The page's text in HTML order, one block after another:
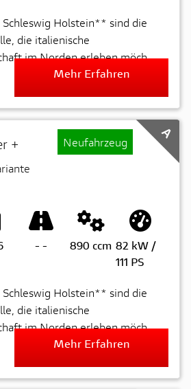
Holstein** sind die
die italienische
im Norden erleben möch...
Mehr Erfahren
+ Neufahrzeug
- - 890 ccm 82 kW /
111 PS
Holstein** sind die
die italienische
im Norden erleben möch...
Mehr Erfahren
A